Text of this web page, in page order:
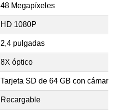
48 Megapíxeles
HD 1080P
2,4 pulgadas
8X óptico
Tarjeta SD de 64 GB con cámara
Recargable